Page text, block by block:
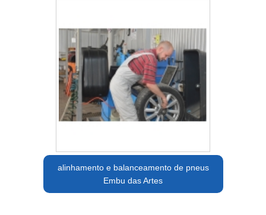
alinhamento e balanceamento de pneus
Embu das Artes